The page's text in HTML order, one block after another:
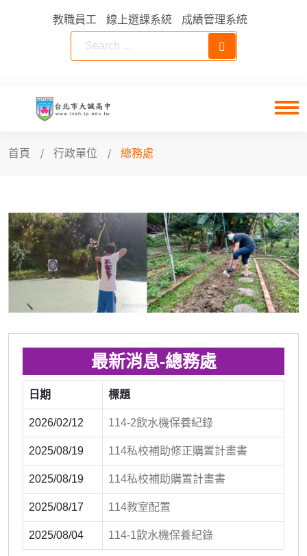
教職員工 線上選課系統 成績管理系統
首頁 行政單位 總務處
最新消息-總務處
日期 標題
2026/02/12 114-2飲水機保養紀錄
2025/08/19 114私校補助修正購置計畫書
2025/08/19 114私校補助購置計畫書
2025/08/17 114教室配置
2025/08/04 114-1飲水機保養紀錄